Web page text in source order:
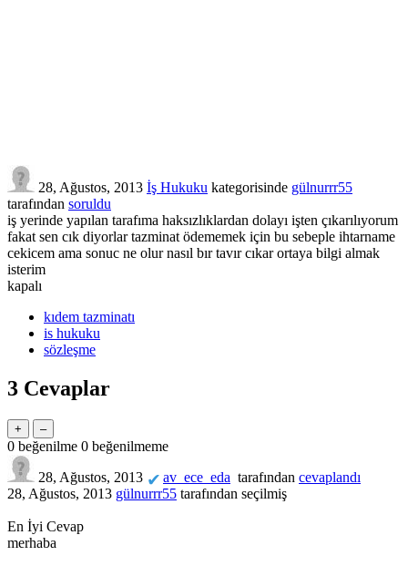
28, Ağustos, 2013 İş Hukuku kategorisinde gülnurrr55
tarafından soruldu
iş yerinde yapılan tarafıma haksızlıklardan dolayı işten çıkarılıyorum
fakat sen cık diyorlar tazminat ödememek için bu sebeple ihtarname
cekicem ama sonuc ne olur nasıl bır tavır cıkar ortaya bilgi almak
isterim
kapalı
kıdem tazminatı
is hukuku
sözleşme
3 Cevaplar
0 beğenilme 0 beğenilmeme
28, Ağustos, 2013 ✔ av_ece_eda tarafından cevaplandı
28, Ağustos, 2013 gülnurrr55 tarafından seçilmiş
En İyi Cevap
merhaba